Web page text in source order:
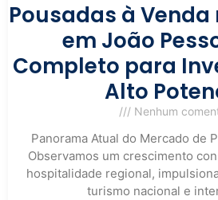
Pousadas à Venda
em João
Completo para
Alto
Nenhum
Panorama Atual do Mercado de
Observamos um crescimento
hospitalidade regional,
turismo nacional e